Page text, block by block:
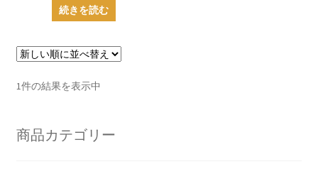
続きを読む
1件の結果を表示中
商品カテゴリー